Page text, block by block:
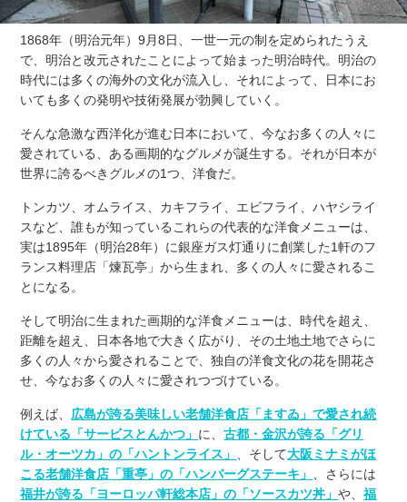
1868年（明治元年）9月8日、一世一元の制を定められたうえ
で、明治と改元されたことによって始まった明治時代。明治の
時代には多くの海外の文化が流入し、それによって、日本にお
いても多くの発明や技術発展が勃興していく。
そんな急激な西洋化が進む日本において、今なお多くの人々に
愛されている、ある画期的なグルメが誕生する。それが日本が
世界に誇るべきグルメの1つ、洋食だ。
トンカツ、オムライス、カキフライ、エビフライ、ハヤシライ
スなど、誰もが知っているこれらの代表的な洋食メニューは、
実は1895年（明治28年）に銀座ガス灯通りに創業した1軒のフ
ランス料理店「煉瓦亭」から生まれ、多くの人々に愛されるこ
とになる。
そして明治に生まれた画期的な洋食メニューは、時代を超え、
距離を超え、日本各地で大きく広がり、その土地土地でさらに
多くの人々から愛されることで、独自の洋食文化の花を開花さ
せ、今なお多くの人々に愛されつづけている。
例えば、 広島が誇る美味しい老舗洋食店「ますゐ」で愛され続
けている「サービスとんかつ」 に、古都・金沢が誇る「グリ
ル・オーツカ」の「ハントンライス」
、そして大阪ミナミがほ
こる老舗洋食店「重亭」の「ハンバーグステーキ」
、さらには
福井が誇る「ヨーロッパ軒総本店」の「ソースカツ丼」や、福